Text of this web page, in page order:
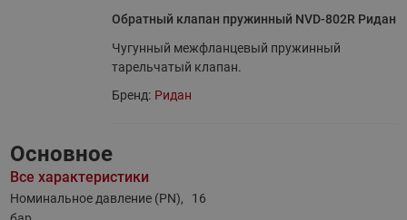
Обратный клапан пружинный NVD-802R Ридан
Чугунный межфланцевый пружинный
тарельчатый клапан.
Бренд: Ридан
Основное
Все характеристики
Номинальное давление (PN),
16